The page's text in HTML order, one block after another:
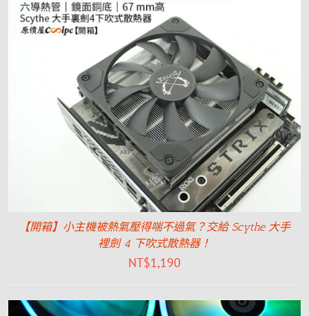
【開箱】小主機被熱氣壓得喘不過氣？交給 Scythe 大手
裡劍 4 下吹式散熱器！
NT$1,190